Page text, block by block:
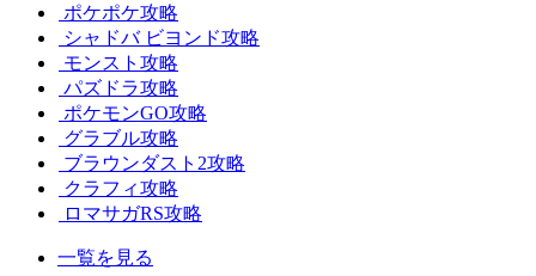
ポケポケ攻略
シャドバ ビヨンド攻略
モンスト攻略
パズドラ攻略
ポケモンGO攻略
グラブル攻略
ブラウンダスト2攻略
クラフィ攻略
ロマサガRS攻略
一覧を見る